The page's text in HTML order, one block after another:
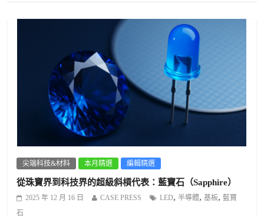
尖端科技&材料 本月精選 編輯精選
從珠寶界到科技界的超級斜槓代表：藍寶石（Sapphire）
2025 年 12 月 16 日 CASE PRESS LED,半導體,基板,藍寶
石